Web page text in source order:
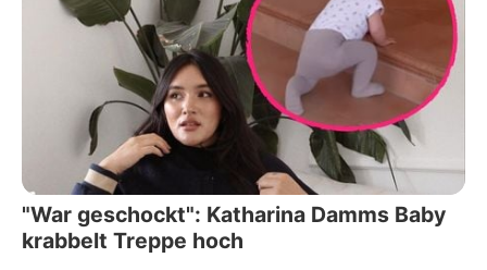
"War geschockt": Katharina Damms Baby
krabbelt Treppe hoch